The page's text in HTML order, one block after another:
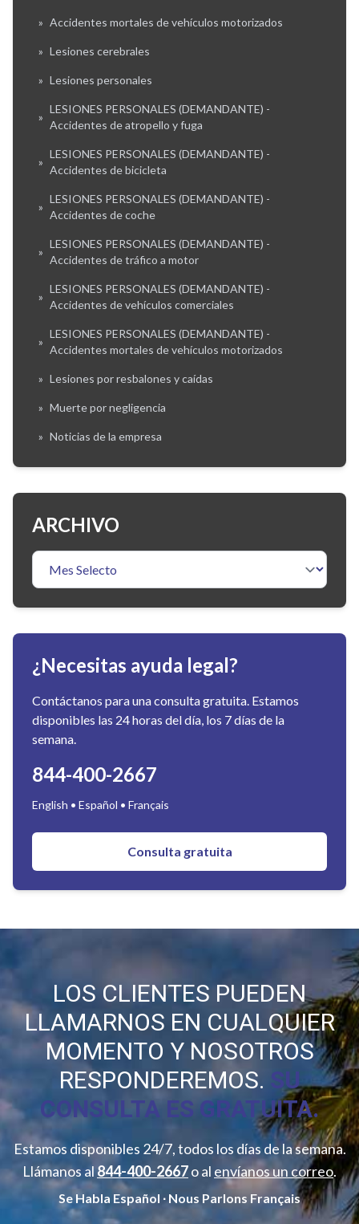
» Accidentes mortales de vehículos motorizados
» Lesiones cerebrales
» Lesiones personales
»
LESIONES PERSONALES (DEMANDANTE) -
Accidentes de atropello y fuga
»
LESIONES PERSONALES (DEMANDANTE) -
Accidentes de bicicleta
»
LESIONES PERSONALES (DEMANDANTE) -
Accidentes de coche
»
LESIONES PERSONALES (DEMANDANTE) -
Accidentes de tráfico a motor
»
LESIONES PERSONALES (DEMANDANTE) -
Accidentes de vehículos comerciales
»
LESIONES PERSONALES (DEMANDANTE) -
Accidentes mortales de vehículos motorizados
» Lesiones por resbalones y caídas
» Muerte por negligencia
» Noticias de la empresa
ARCHIVO
¿Necesitas ayuda legal?
Contáctanos para una consulta gratuita. Estamos
disponibles las 24 horas del día, los 7 días de la
semana.
844-400-2667
English • Español • Français
Consulta gratuita
LOS CLIENTES PUEDEN
LLAMARNOS EN CUALQUIER
MOMENTO Y NOSOTROS
RESPONDEREMOS. SU
CONSULTA ES GRATUITA.
Estamos disponibles 24/7, todos los días de la semana.
Llámanos al844-400-2667o al envíanos un correo.
Se Habla Español ∙ Nous Parlons Français